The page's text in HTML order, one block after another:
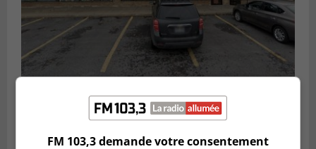
Publié le 2 août 2026 à 23h04
Rappel de quatre produits alimentaires à
FM 103,3 demande votre consentement